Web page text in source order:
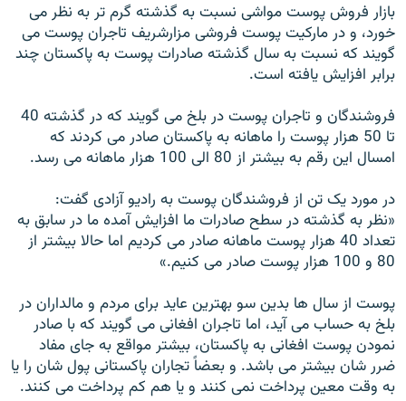
به ما بپیوندید
همۀ سایت‌های رادیو آزادی/ رادیو اروپای آزاد
بازار فروش پوست مواشی نسبت به گذشته گرم تر به نظر می
خورد، و در مارکیت پوست فروشی مزارشریف تاجران پوست می
گویند که نسبت به سال گذشته صادرات پوست به پاکستان چند
برابر افزایش یافته است.
فروشندگان و تاجران پوست در بلخ می گویند که در گذشته 40
تا 50 هزار پوست را ماهانه به پاکستان صادر می کردند که
امسال این رقم به بیشتر از 80 الی 100 هزار ماهانه می رسد.
در مورد یک تن از فروشندگان پوست به رادیو آزادی گفت:
«نظر به گذشته در سطح صادرات ما افزایش آمده ما در سابق به
تعداد 40 هزار پوست ماهانه صادر می کردیم اما حالا بیشتر از
80 و 100 هزار پوست صادر می کنیم.»
پوست از سال ها بدین سو بهترین عاید برای مردم و مالداران در
بلخ به حساب می آید، اما تاجران افغانی می گویند که با صادر
نمودن پوست افغانی به پاکستان، بیشتر مواقع به جای مفاد
ضرر شان بیشتر می باشد. و بعضاً تجاران پاکستانی پول شان را یا
به وقت معین پرداخت نمی کنند و یا هم کم پرداخت می کنند.